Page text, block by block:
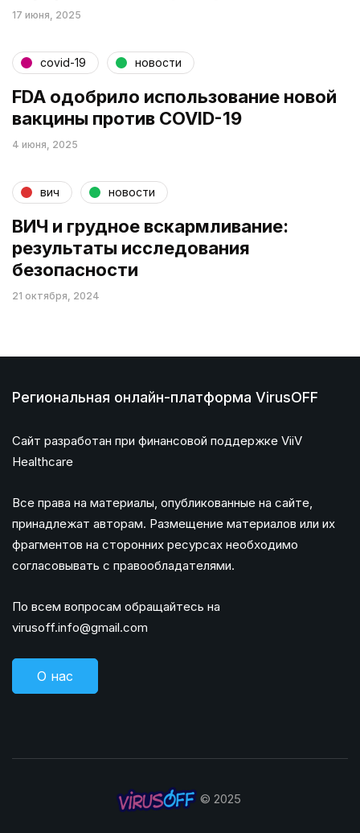
17 июня, 2025
covid-19 новости
FDA одобрило использование новой
вакцины против COVID-19
4 июня, 2025
вич новости
ВИЧ и грудное вскармливание:
результаты исследования
безопасности
21 октября, 2024
Региональная онлайн-платформа VirusOFF
Сайт разработан при финансовой поддержке ViiV
Healthcare
Все права на материалы, опубликованные на сайте,
принадлежат авторам. Размещение материалов или их
фрагментов на сторонних ресурсах необходимо
согласовывать с правообладателями.
По всем вопросам обращайтесь на
virusoff.info@gmail.com
О нас
© 2025